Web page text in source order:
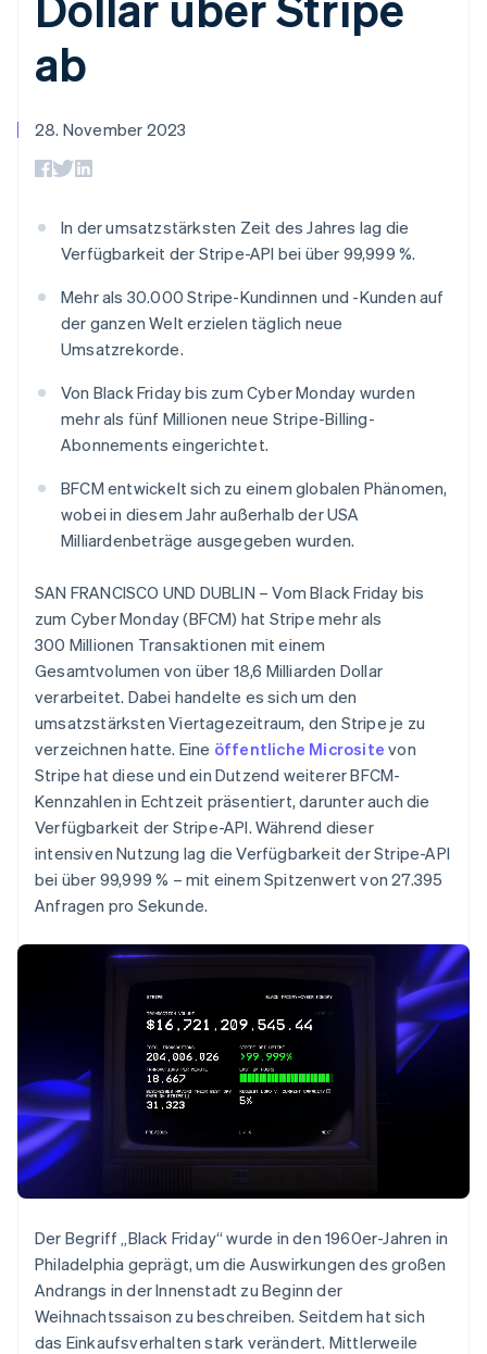
Zugriff auf mehr als
125
Terminal
Zahlungen vor Ort
Boost
Autorisierungsraten
Bezahlvorgang
Financial
Connections
Finanzdaten
Data Pipeline
Datensynchronisierung
Mehr
Product roadmap
Ausblick
Betrugsprävention
Atlas
Start-up-Gründung
CO₂-Entnahme
Stripe-Sessions 2026
Erfahren Sie, wie Stripe Lösungen für die
Jetzt ansehen
Geldmanagement
Gaming
Bewirtung, Reisen und
Freizeit
Medien und
Unterhaltung
Gemeinnützige
Fachdienstleistungen
Öffentlicher Sektor
Einzelhandel
Partner
Marktplatz auf
Abrechnung um
Verwaltung von
Diensten mit Agenten
Ressourcen
App-Integrationen
Code-Beispiele
Entwickler-Blog
API-Status
Produkt-Roadmap
Sales-Team
kontaktieren
ab
28. November 2023
In der umsatzstärksten Zeit des Jahres lag die
Verfügbarkeit der Stripe-API bei über 99,999 %.
Mehr als 30.000 Stripe-Kundinnen und -Kunden auf
der ganzen Welt erzielen täglich neue
Umsatzrekorde.
Von Black Friday bis zum Cyber Monday wurden
mehr als fünf Millionen neue Stripe-Billing-
Abonnements eingerichtet.
BFCM entwickelt sich zu einem globalen Phänomen,
wobei in diesem Jahr außerhalb der USA
Milliardenbeträge ausgegeben wurden.
SAN FRANCISCO UND DUBLIN – Vom Black Friday bis
zum Cyber Monday (BFCM) hat Stripe mehr als
300 Millionen Transaktionen mit einem
Gesamtvolumen von über 18,6 Milliarden Dollar
verarbeitet. Dabei handelte es sich um den
umsatzstärksten Viertagezeitraum, den Stripe je zu
verzeichnen hatte. Eine öffentliche Microsite von
Stripe hat diese und ein Dutzend weiterer BFCM-
Kennzahlen in Echtzeit präsentiert, darunter auch die
Verfügbarkeit der Stripe-API. Während dieser
intensiven Nutzung lag die Verfügbarkeit der Stripe-API
bei über 99,999 % – mit einem Spitzenwert von 27.395
Anfragen pro Sekunde.
Der Begriff „Black Friday“ wurde in den 1960er-Jahren in
Philadelphia geprägt, um die Auswirkungen des großen
Andrangs in der Innenstadt zu Beginn der
Weihnachtssaison zu beschreiben. Seitdem hat sich
das Einkaufsverhalten stark verändert. Mittlerweile